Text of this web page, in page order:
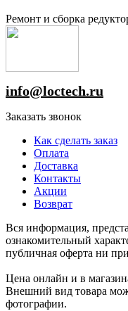
Ремонт и сборка
info@loctech.ru
Заказать звонок
Как сделать заказ
Оплата
Доставка
Контакты
Акции
Возврат
Вся информация,
ознакомительный
публичная оферта ни
Цена онлайн и в
Внешний вид товара
фотографии.